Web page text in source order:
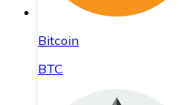
Bitcoin
BTC